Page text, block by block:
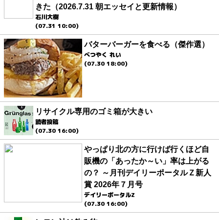
きた（2026.7.31 朝エッセイと更新情報）
石川大樹
(07.31 10:00)
バターバーガーを食べる（傑作選）
べつやく れい
(07.30 18:00)
リサイクル専用のゴミ箱が大きい
読者投稿
(07.30 16:00)
やっぱり北の方に行けば行くほど自
販機の「あったか～い」率は上がる
の？ ～月刊デイリーポータルＺ新人
賞 2026年７月号
デイリーポータルZ
(07.30 16:00)